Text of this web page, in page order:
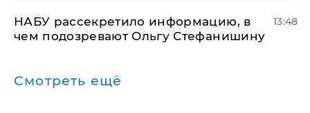
НАБУ рассекретило информацию, в
чем подозревают Ольгу Стефанишину
13:48
Смотреть ещё